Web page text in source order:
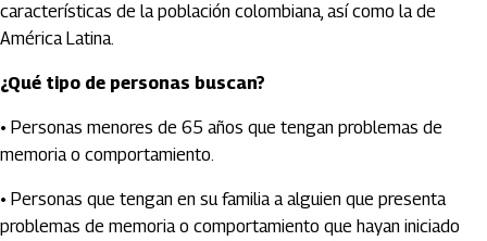
características de la población colombiana, así como la de
América Latina.
¿Qué tipo de personas buscan?
• Personas menores de 65 años que tengan problemas de
memoria o comportamiento.
• Personas que tengan en su familia a alguien que presenta
problemas de memoria o comportamiento que hayan iniciado